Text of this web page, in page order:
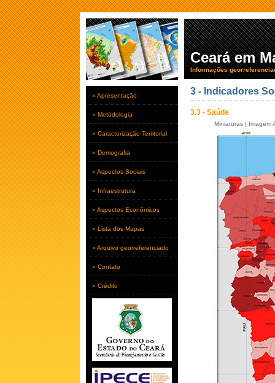
Ceará em
Informações
» Apresentação
» Metodologia
» Caracterização Territorial
» Demografia
» Aspectos Sociais
» Infraestrutura
» Aspectos Econômicos
» Lista dos Mapas
» Arquivo georreferenciado
» Contato
» Crédito
3 - Indicadores
3.3 - Saúde
Miniaturas | Imagem